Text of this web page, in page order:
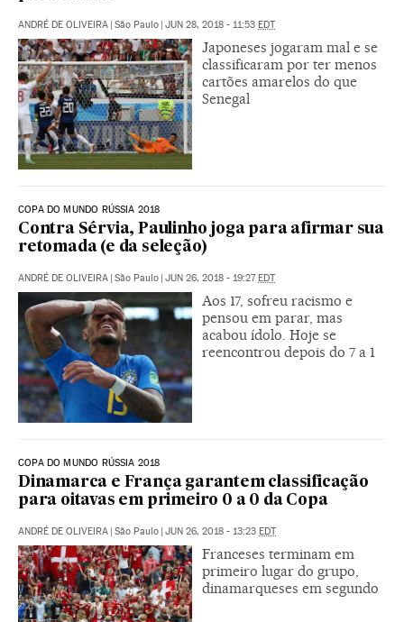
ANDRÉ DE OLIVEIRA | São Paulo | JUN 28, 2018 - 11:53 EDT
Japoneses jogaram mal e se
classificaram por ter menos
cartões amarelos do que
Senegal
COPA DO MUNDO RÚSSIA 2018
Contra Sérvia, Paulinho joga para afirmar sua
retomada (e da seleção)
ANDRÉ DE OLIVEIRA | São Paulo | JUN 26, 2018 - 19:27EDT
Aos 17, sofreu racismo e
pensou em parar, mas
acabou ídolo. Hoje se
reencontrou depois do 7 a 1
COPA DO MUNDO RÚSSIA 2018
Dinamarca e França garantem classificação
para oitavas em primeiro 0 a 0 da Copa
ANDRÉ DE OLIVEIRA | São Paulo | JUN 26, 2018 - 13:23 EDT
Franceses terminam em
primeiro lugar do grupo,
dinamarqueses em segundo